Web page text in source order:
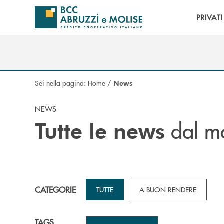
Salta al contenuto principale
PRIVATI
Sei nella pagina: Home / News
NEWS
Tutte le news dal
CATEGORIE TUTTE A BUON RENDERE